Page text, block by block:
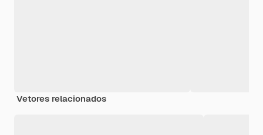
Vetores relacionados